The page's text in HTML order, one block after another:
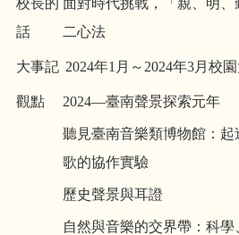
校長的
話
面對時代挑戰，「親、明、
二心法
大事記 2024年1月～2024年3月校
觀點 2024—臺南聲景探索元年
聽見臺南音樂類博物館：起
歌的協作實驗
歷史聲景與耳證
自然與音樂的交界帶：科